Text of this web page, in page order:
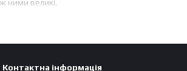
ними великі.
тканин, щоб витримувати важкі
Контактна інформація